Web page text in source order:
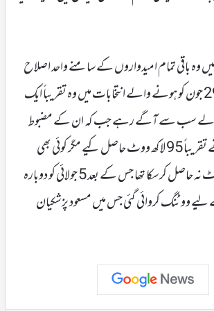
میں وہ باقی تمام امیدواروں کے سامنے واحد اصلاح
پسند امیدوار تھے، 29 جون کو ہونے والے انتخابات میں وہ تقریباً ایک
ووٹ لے سب سے آگے رہے جب کہ ان کے مضبوط
حریف سعید جلیلی نے تقریباً 95 لاکھ ووٹ حاصل کیے مگر کوئی بھی
امیدوار 50 فیصد ووٹ نہ حاصل کرسکا تھا جس کے بعد 5 جولائی کو دوبارہ
ووٹنگ کروائی گئی جس میں مسعود پزشکیان